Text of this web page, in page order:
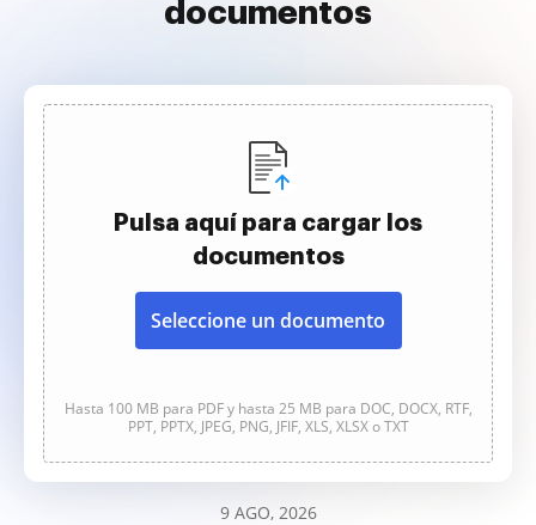
documentos
Pulsa aquí para cargar los
documentos
Seleccione un documento
Hasta 100 MB para PDF y hasta 25 MB para DOC, DOCX, RTF,
PPT, PPTX, JPEG, PNG, JFIF, XLS, XLSX o TXT
9 AGO, 2026